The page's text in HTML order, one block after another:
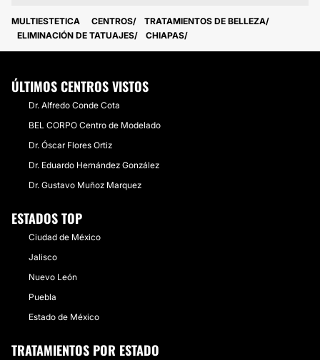
MULTIESTETICA CENTROS
TRATAMIENTOS DE BELLEZA
ELIMINACIÓN DE TATUAJES
CHIAPAS
ÚLTIMOS CENTROS VISTOS
Dr. Alfredo Conde Cota
BEL CORPO Centro de Modelado
Dr. Óscar Flores Ortiz
Dr. Eduardo Hernández González
Dr. Gustavo Muñoz Marquez
ESTADOS TOP
Ciudad de México
Jalisco
Nuevo León
Puebla
Estado de México
TRATAMIENTOS POR ESTADO